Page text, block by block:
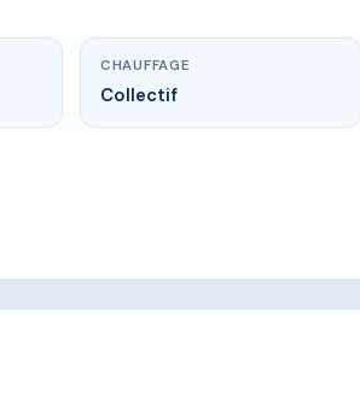
CHAUFFAGE
Collectif